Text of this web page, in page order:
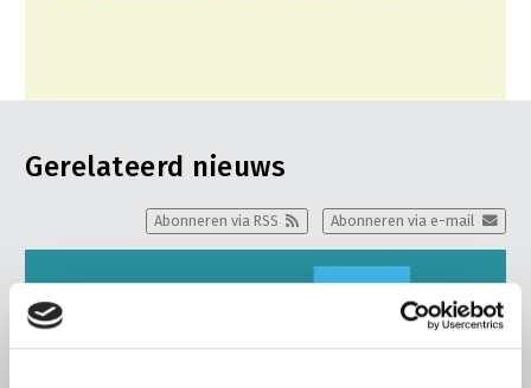
Gerelateerd nieuws
Abonneren via e-mail
Abonneren via RSS